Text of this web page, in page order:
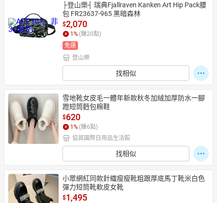
├登山樂┤ 瑞典Fjallraven Kanken Art Hip Pack腰
包 FR23637-965 黑暗森林
$2,070
1 % (賺20點)
免運
登山樂
找相似
雪地靴女皮毛一體年新款秋冬加絨加厚防水一腳
蹬短筒麪包棉鞋
$620
1 % (賺6點)
協貿國際日用品生活館
找相似
小眾網紅同款針織瘦瘦靴粗跟厚底馬丁靴米白色
彈力短筒靴軟皮女靴
$1,495